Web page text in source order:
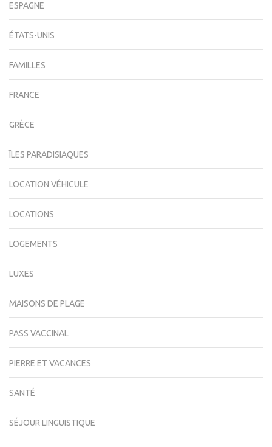
ESPAGNE
ÉTATS-UNIS
FAMILLES
FRANCE
GRÈCE
ÎLES PARADISIAQUES
LOCATION VÉHICULE
LOCATIONS
LOGEMENTS
LUXES
MAISONS DE PLAGE
PASS VACCINAL
PIERRE ET VACANCES
SANTÉ
SÉJOUR LINGUISTIQUE